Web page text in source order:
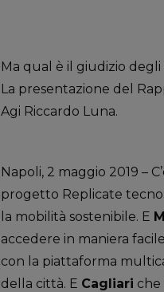
Ma qual è il giudizio
La presentazione del
Agi Riccardo Luna.
Napoli, 2 maggio 2019 –
progetto Replicate
la mobilità sostenibile. E
accedere in maniera
con la piattaforma
della città. E Cagliari che